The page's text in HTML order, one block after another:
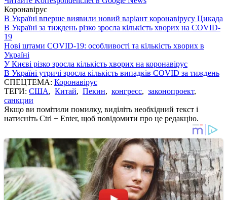
Коронавірус
В Україні вперше виявили новий варіант коронавірусу Цикада
В Україні за тиждень різко зросла кількість хворих на COVID-
19
Нові штами COVID-19: особливості та кількість хворих в
Україні
У Києві різко зросла кількість хворих на коронавірус
В Україні утричі зросла кількість випадків COVID за тиждень
СПЕЦТЕМА: Коронавірус
ТЕГИ: США, Китай, Пекин, конгресс, законопроект,
санкции
Якщо ви помітили помилку, виділіть необхідний текст і
натисніть Ctrl + Enter, щоб повідомити про це редакцію.